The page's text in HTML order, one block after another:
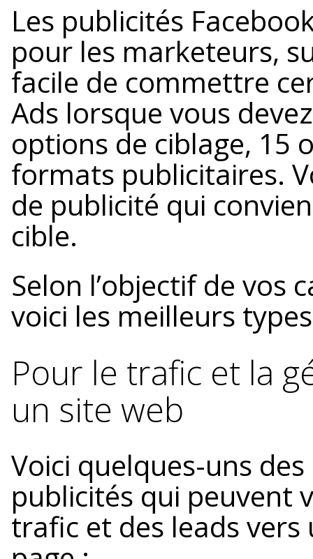
Les publicités
pour les marketeurs,
facile de commettre
Ads lorsque vous
options de ciblage, 15
formats publicitaires.
de publicité qui
cible.
Selon l’objectif de vos
voici les meilleurs
Pour le trafic et la
un site web
Voici quelques-uns
publicités qui peuvent
trafic et des leads